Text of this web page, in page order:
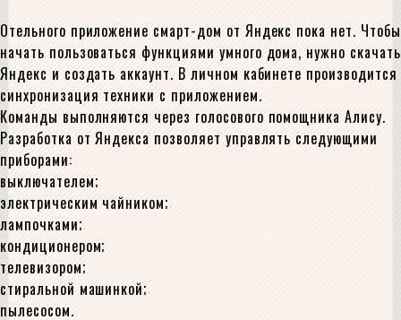
Отельного приложение смарт-дом от Яндекс пока нет. Чтобы
начать пользоваться функциями умного дома, нужно скачать
Яндекс и создать аккаунт. В личном кабинете производится
синхронизация техники с приложением.
Команды выполняются через голосового помощника Алису.
Разработка от Яндекса позволяет управлять следующими
приборами:
выключателем;
электрическим чайником;
лампочками;
кондиционером;
телевизором;
стиральной машинкой;
пылесосом.